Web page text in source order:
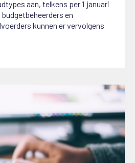
aan, telkens per 1 januari
en
kunnen er vervolgens